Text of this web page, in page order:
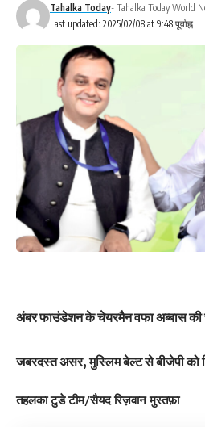
Last updated: 2025/02/08 at 9:48 पूर्वाह्न
Tahalka Today- Tahalka Today World
अंबर फाउंडेशन के चेयरमैन वफा अब्बास की
जबरदस्त असर, मुस्लिम बेल्ट से बीजेपी को
तहलका टुडे टीम/सैयद रिज़वान मुस्तफ़ा